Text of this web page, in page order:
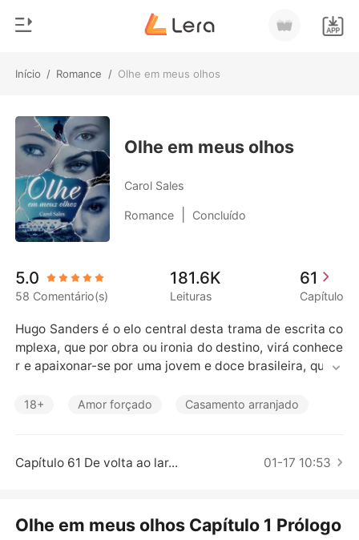
Início / Romance / Olhe em meus olhos
Loja
Histórico
Sair
Baixar App
Gênero
Moderno
Lobisomem
Contos
Bilionários
Contos Curtos
Olhe em meus olhos
Carol Sales
Romance Concluído
5.0
58 Comentário(s)
181.6K
Leituras
61
Capítulo
Hugo Sanders é o elo central desta trama de escrita co
mplexa, que por obra ou ironia do destino, virá conhece
r e apaixonar-se por uma jovem e doce brasileira, que d
ante singular. E junto com Hugo e as pessoas que o cerc
a é o que parece à primeira vista. Que inspira reflexões
edida que personagem e leitor aprofundarem mais no c
18+ Amor forçado Casamento arranjado
Capítulo 61 De volta ao lar... 01-17 10:53
Olhe em meus olhos Capítulo 1 Prólogo